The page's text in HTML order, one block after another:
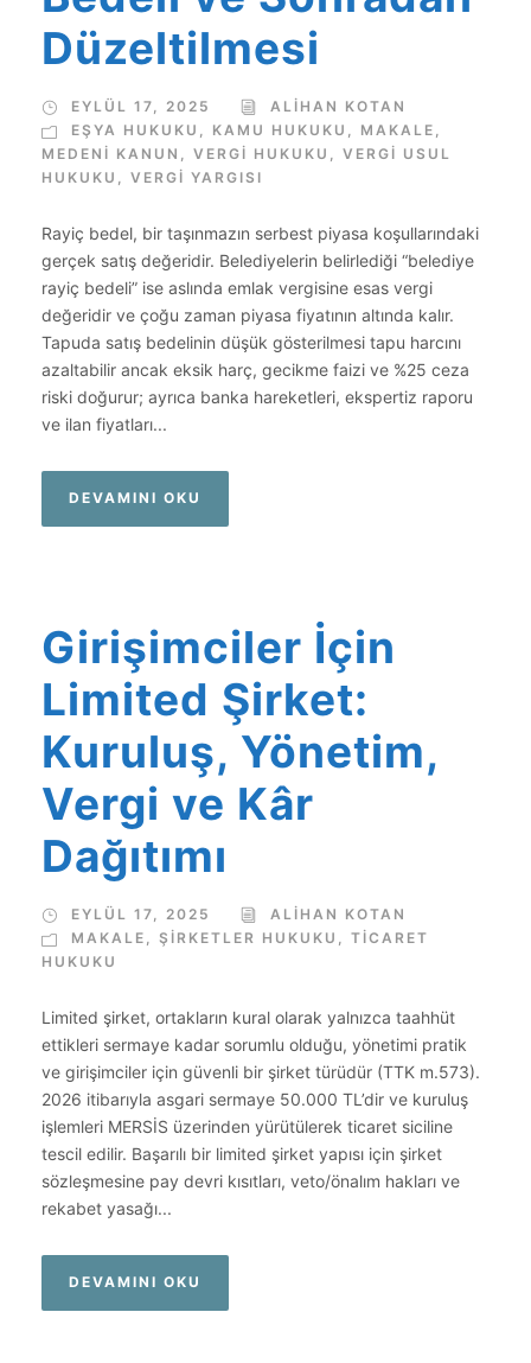
Düzeltilmesi
EYLÜL 17, 2025
ALIHAN KOTAN
EŞYA HUKUKU , KAMU HUKUKU , MAKALE ,
MEDENİ KANUN , VERGI HUKUKU , VERGI USUL
HUKUKU , VERGI YARGISI
Rayiç bedel, bir taşınmazın serbest piyasa koşullarındaki
gerçek satış değeridir. Belediyelerin belirlediği “belediye
rayiç bedeli” ise aslında emlak vergisine esas vergi
değeridir ve çoğu zaman piyasa fiyatının altında kalır.
Tapuda satış bedelinin düşük gösterilmesi tapu harcını
azaltabilir ancak eksik harç, gecikme faizi ve %25 ceza
riski doğurur; ayrıca banka hareketleri, ekspertiz raporu
ve ilan fiyatları...
DEVAMINI OKU
Girişimciler İçin
Limited Şirket:
Kuruluş, Yönetim,
Vergi ve Kâr
Dağıtımı
EYLÜL 17, 2025
ALIHAN KOTAN
MAKALE , ŞIRKETLER HUKUKU , TİCARET
HUKUKU
Limited şirket, ortakların kural olarak yalnızca taahhüt
ettikleri sermaye kadar sorumlu olduğu, yönetimi pratik
ve girişimciler için güvenli bir şirket türüdür (TTK m.573).
2026 itibarıyla asgari sermaye 50.000 TL’dir ve kuruluş
işlemleri MERSİS üzerinden yürütülerek ticaret siciline
tescil edilir. Başarılı bir limited şirket yapısı için şirket
sözleşmesine pay devri kısıtları, veto/önalım hakları ve
rekabet yasağı...
DEVAMINI OKU